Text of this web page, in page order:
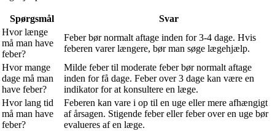
Spørgsmål
Svar
Hvor længe
må man have
feber?
Feber bør normalt aftage inden for 3-4 dage. Hvis
feberen varer længere, bør man søge lægehjælp.
Hvor mange
dage må man
have feber?
Milde feber til moderate feber bør normalt aftage
inden for få dage. Feber over 3 dage kan være en
indikator for at konsultere en læge.
Hvor lang tid
må man have
feber?
Feberen kan vare i op til en uge eller mere afhængigt
af årsagen. Stigende feber eller feber over en uge bør
evalueres af en læge.